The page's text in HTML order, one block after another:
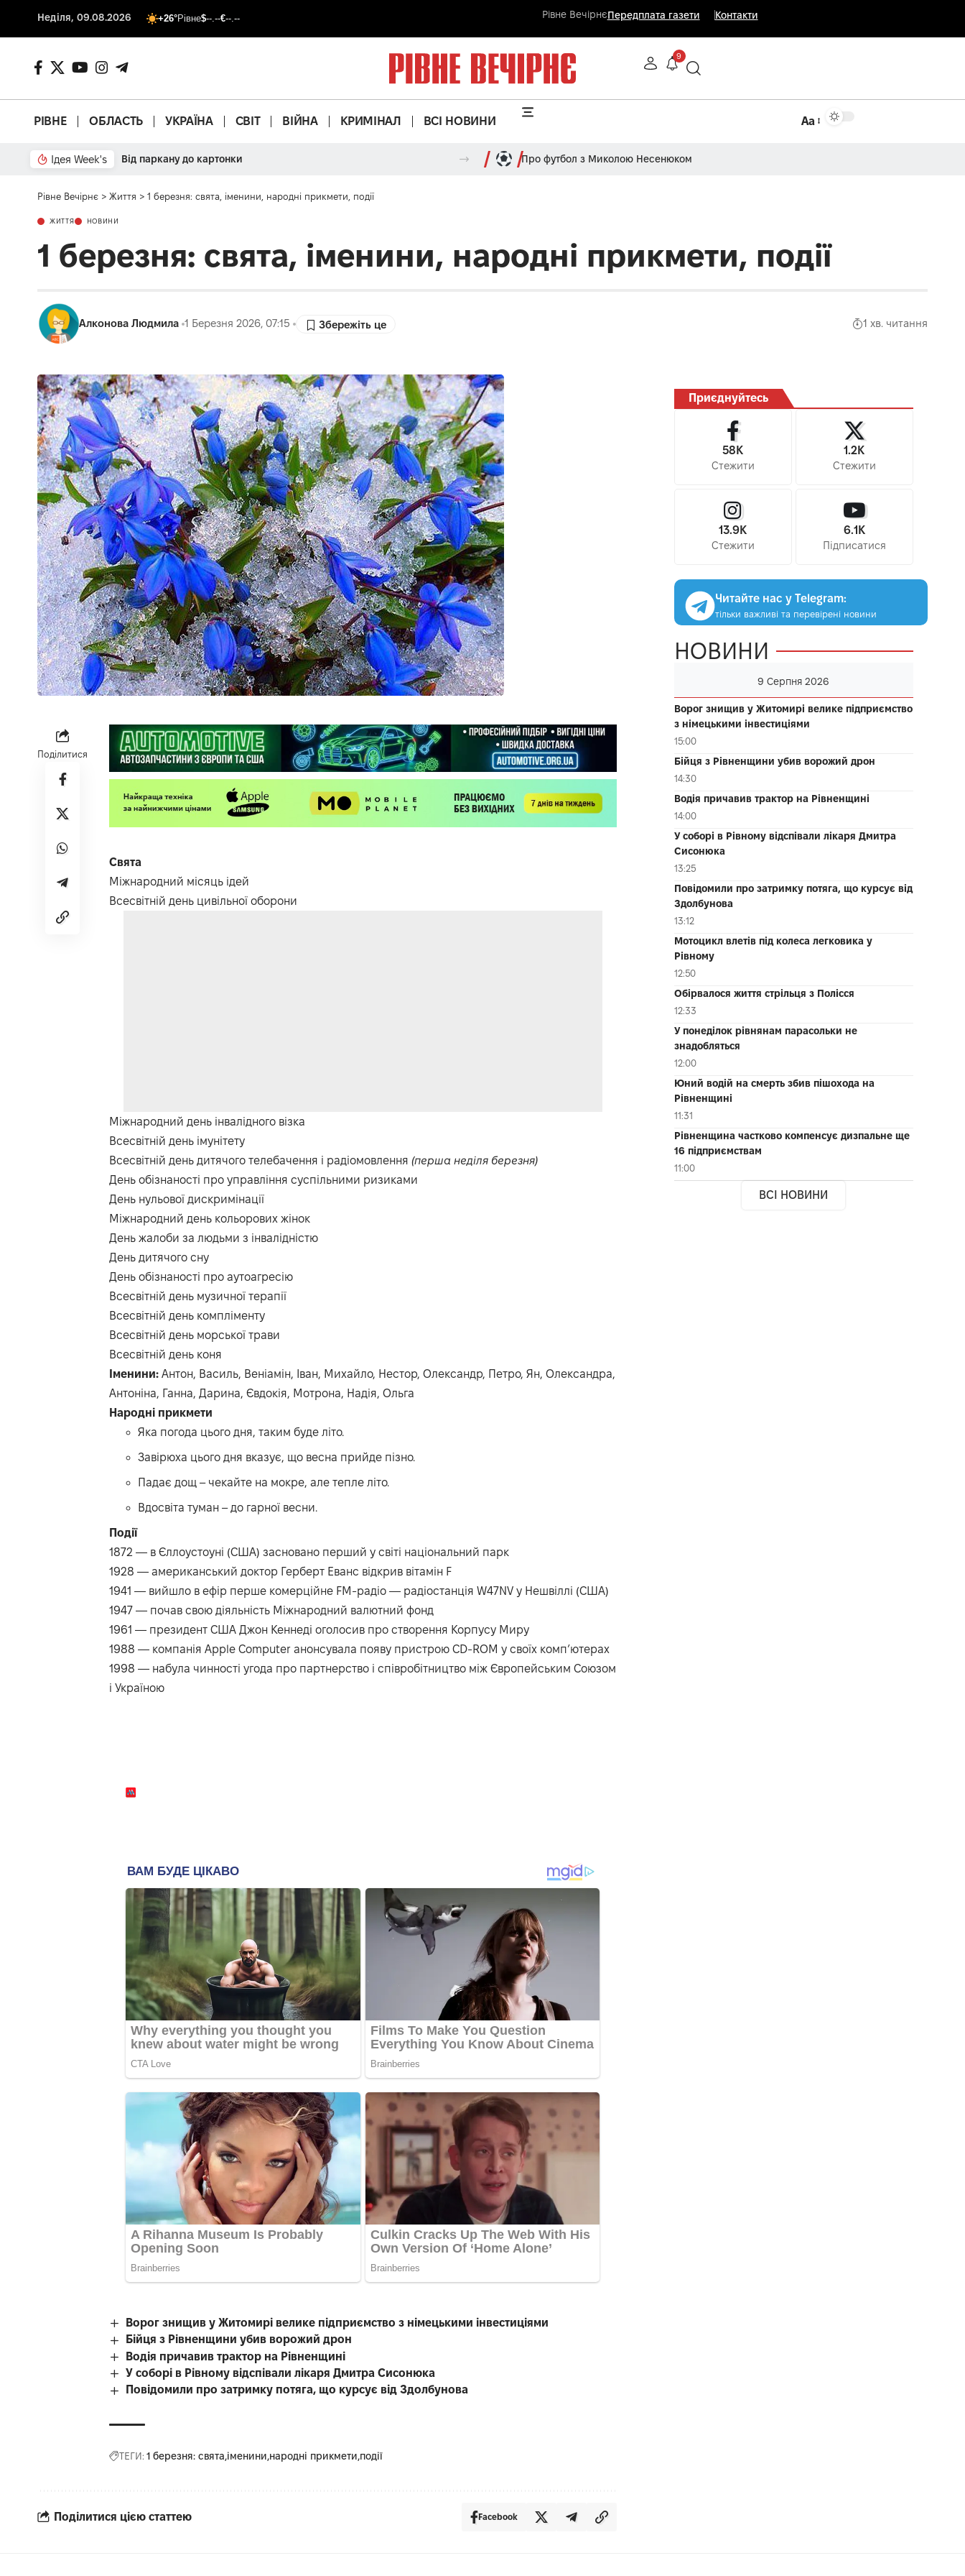
Неділя, 09.08.2026 +26°Рівне$--.--€--.-- Рівне ВечірнєПередплата газети Контакти
9
РІВНЕ ОБЛАСТЬ УКРАЇНА СВІТ ВІЙНА КРИМІНАЛ ВСІ НОВИНИ Аа
Ідея Week's Від паркану до картонки Про футбол з Миколою Несенюком
Рівне Вечірнє > Життя > 1 березня: свята, іменини, народні прикмети, події
ЖИТТЯ НОВИНИ
1 березня: свята, іменини, народні прикмети, події
Алконова Людмила 1 Березня 2026, 07:15 1 хв. читання
Поділитися
Свята
Міжнародний місяць ідей
Всесвітній день цивільної оборони
Міжнародний день інвалідного візка
Всесвітній день імунітету
Всесвітній день дитячого телебачення і радіомовлення (перша неділя березня)
День обізнаності про управління суспільними ризиками
День нульової дискримінації
Міжнародний день кольорових жінок
День жалоби за людьми з інвалідністю
День дитячого сну
День обізнаності про аутоагресію
Всесвітній день музичної терапії
Всесвітній день компліменту
Всесвітній день морської трави
Всесвітній день коня
Іменини: Антон, Василь, Веніамін, Іван, Михайло, Нестор, Олександр, Петро, Ян, Олександра,
Антоніна, Ганна, Дарина, Євдокія, Мотрона, Надія, Ольга
Народні прикмети
Яка погода цього дня, таким буде літо.
Завірюха цього дня вказує, що весна прийде пізно.
Падає дощ – чекайте на мокре, але тепле літо.
Вдосвіта туман – до гарної весни.
Події
1872 — в Єллоустоуні (США) засновано перший у світі національний парк
1928 — американський доктор Герберт Еванс відкрив вітамін F
1941 — вийшло в ефір перше комерційне FM-радіо — радіостанція W47NV у Нешвіллі (США)
1947 — почав свою діяльність Міжнародний валютний фонд
1961 — президент США Джон Кеннеді оголосив про створення Корпусу Миру
1988 — компанія Apple Computer анонсувала появу пристрою CD-ROM у своїх комп’ютерах
1998 — набула чинності угода про партнерство і співробітництво між Європейським Союзом
і Україною
Ворог знищив у Житомирі велике підприємство з німецькими інвестиціями
Бійця з Рівненщини убив ворожий дрон
Водія причавив трактор на Рівненщині
У соборі в Рівному відспівали лікаря Дмитра Сисонюка
Повідомили про затримку потяга, що курсує від Здолбунова
ТЕГИ: 1 березня: свята іменини народні прикмети події
Поділитися цією статтею Facebook
Приєднуйтесь
58K
Стежити
1.2K
Стежити
13.9K
Стежити
6.1K
Підписатися
Читайте нас у Telegram:
тільки важливі та перевірені новини
НОВИНИ
9 Серпня 2026
Ворог знищив у Житомирі велике підприємство
з німецькими інвестиціями
15:00
Бійця з Рівненщини убив ворожий дрон
14:30
Водія причавив трактор на Рівненщині
14:00
У соборі в Рівному відспівали лікаря Дмитра
Сисонюка
13:25
Повідомили про затримку потяга, що курсує від
Здолбунова
13:12
Мотоцикл влетів під колеса легковика у
Рівному
12:50
Обірвалося життя стрільця з Полісся
12:33
У понеділок рівнянам парасольки не
знадобляться
12:00
Юний водій на смерть збив пішохода на
Рівненщині
11:31
Рівненщина частково компенсує дизпальне ще
16 підприємствам
11:00
ВСІ НОВИНИ